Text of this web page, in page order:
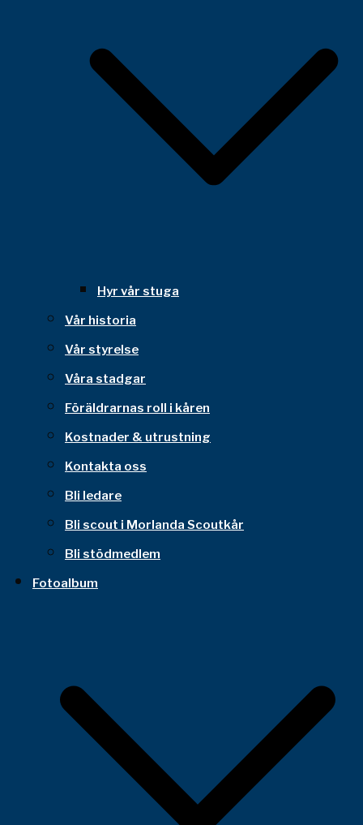
Hyr vår stuga
Vår historia
Vår styrelse
Våra stadgar
Föräldrarnas roll i kåren
Kostnader & utrustning
Kontakta oss
Bli ledare
Bli scout i Morlanda Scoutkår
Bli stödmedlem
Fotoalbum